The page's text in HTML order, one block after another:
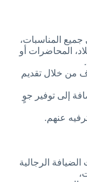
المناسبات،
المحاضرات أو
من خلال تقديم
إلى توفير جوٍ
عنهم.
الرجالية